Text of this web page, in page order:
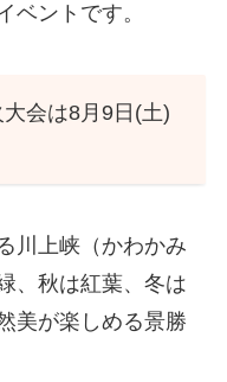
ベントです。
会は8月9日(土)
川上峡（かわかみ
、秋は紅葉、冬は
美が楽しめる景勝